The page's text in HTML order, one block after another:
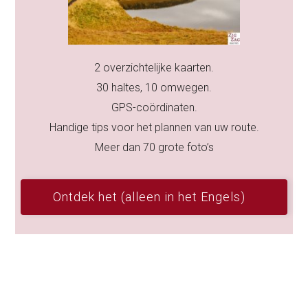
2 overzichtelijke kaarten.
30 haltes, 10 omwegen.
GPS-coördinaten.
Handige tips voor het plannen van uw route.
Meer dan 70 grote foto’s
Ontdek het (alleen in het Engels)